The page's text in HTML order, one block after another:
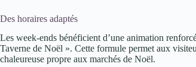
Des horaires adaptés
Les week-ends bénéficient d’une animation
Taverne de Noël ». Cette formule permet aux
chaleureuse propre aux marchés de Noël.